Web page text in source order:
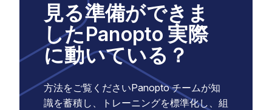
見る準備ができま
したPanopto 実際
に動いている？
方法をご覧くださいPanopto チームが知
識を蓄積し、トレーニングを標準化し、組